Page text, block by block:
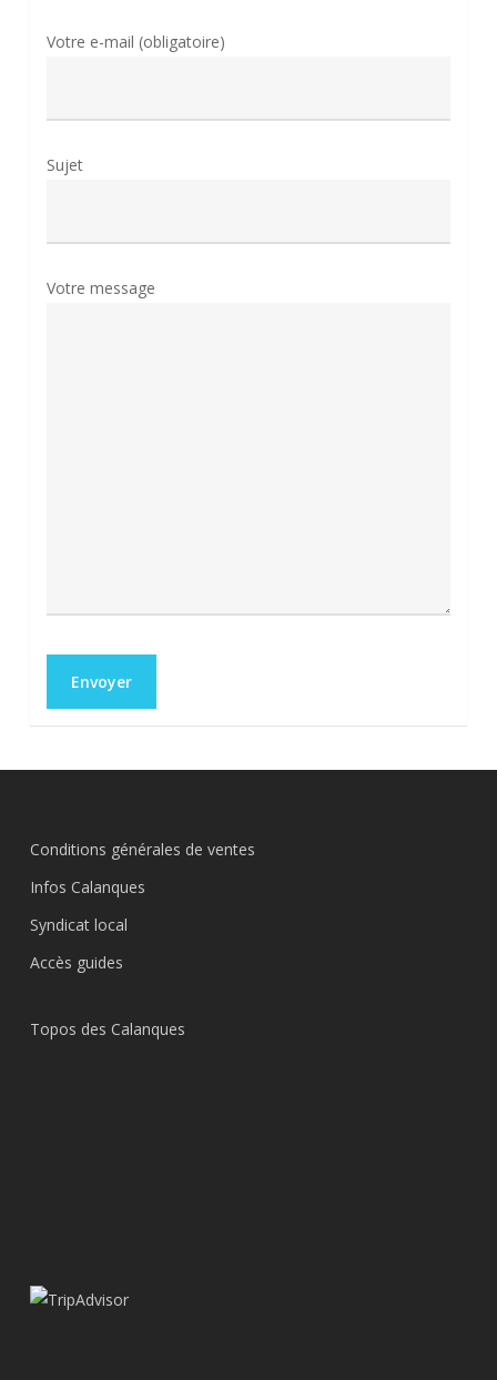
Votre e-mail (obligatoire)
Sujet
Votre message
Conditions générales de ventes
Infos Calanques
Syndicat local
Accès guides
Topos des Calanques